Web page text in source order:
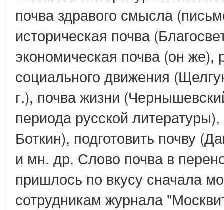
почва здравого смысла
историческая почва
экономическая почва (он же),
социального движения
г.), почва жизни
периода русской
Боткин), подготовить почву
и мн. др. Слово почва в
пришлось по вкусу сначала
сотрудникам журнала